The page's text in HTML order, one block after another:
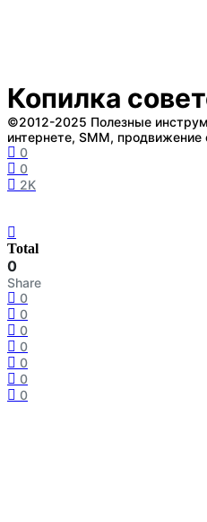
Копилка
©2012-2025 Полезные
интернете, SMM, продвижение
0
0
2K
Total
0
Share
0
0
0
0
0
0
0